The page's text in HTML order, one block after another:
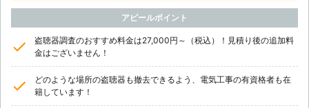
アピールポイント
盗聴器調査のおすすめ料金は27,000円～（税込）！見積り後の追加料
金はございません！
どのような場所の盗聴器も撤去できるよう、電気工事の有資格者も在
籍しています！